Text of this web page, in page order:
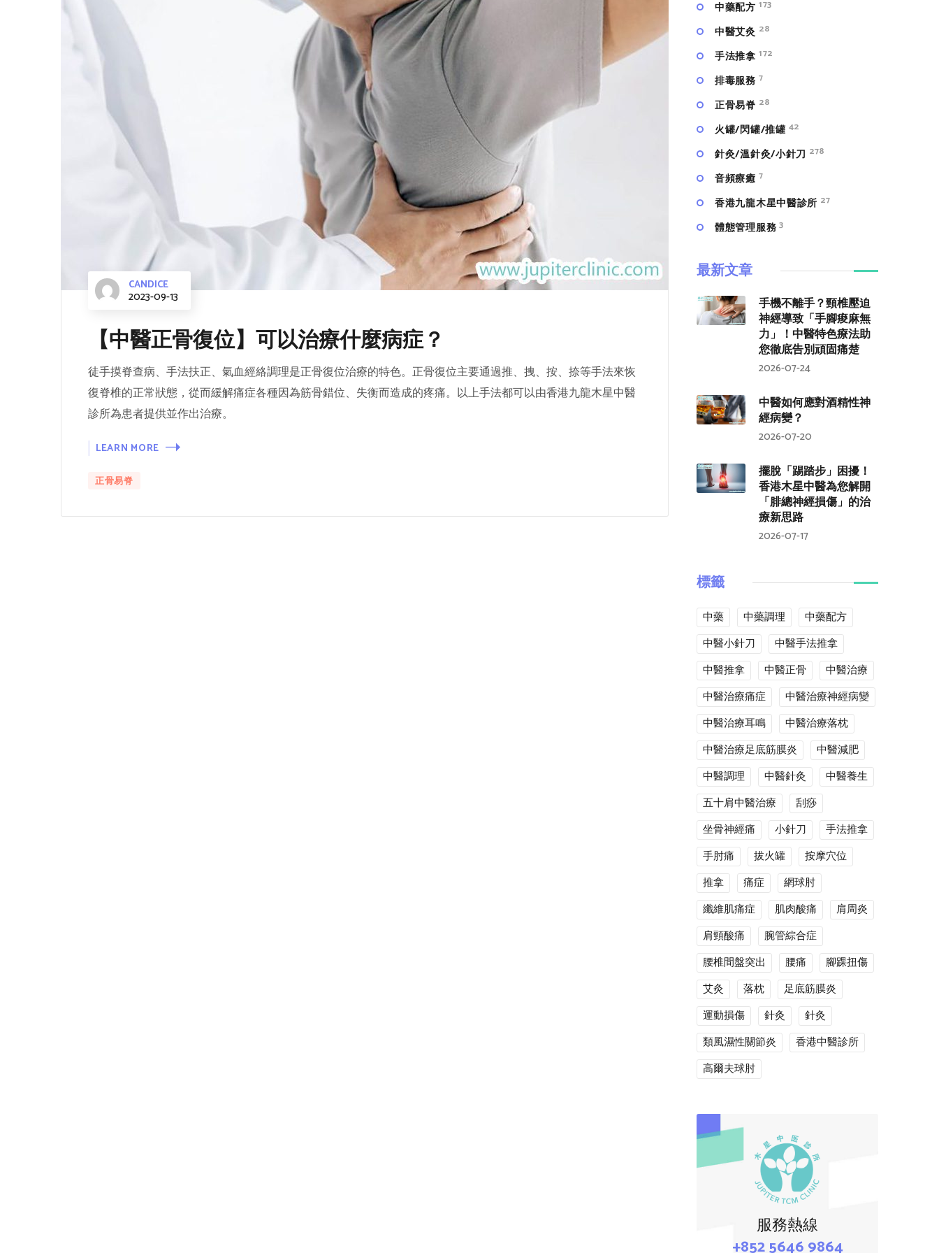
CANDICE
2023-09-13
【中醫正骨復位】可以治療什麼病症？
徒手摸脊查病、手法扶正、氣血經絡調理是正骨復位治療的特色。正骨復位主要通過推、拽、按、捺等手法來恢
復脊椎的正常狀態，從而緩解痛症各種因為筋骨錯位、失衡而造成的疼痛。以上手法都可以由香港九龍木星中醫
診所為患者提供並作出治療。
LEARN MORE
正骨易脊
中藥配方 173
中醫艾灸 28
手法推拿 172
排毒服務 7
正骨易脊 28
火罐/閃罐/推罐 42
針灸/溫針灸/小針刀 278
⾳頻療癒 7
香港九龍木星中醫診所 27
體態管理服務 3
最新文章
手機不離手？頸椎壓迫
神經導致「手腳痠麻無
力」！中醫特色療法助
您徹底告別頑固痛楚
2026-07-24
中醫如何應對酒精性神
經病變？
2026-07-20
擺脫「踢踏步」困擾！
香港木星中醫為您解開
「腓總神經損傷」的治
療新思路
2026-07-17
標籤
中藥 中藥調理
中藥配方
中醫小針刀
中醫手法推拿
中醫推拿
中醫正骨
中醫治療
中醫治療痛症
中醫治療神經病變
中醫治療耳鳴
中醫治療落枕
中醫治療足底筋膜炎
中醫減肥
中醫調理
中醫針灸
中醫養生
五十肩中醫治療
刮痧
坐骨神經痛
小針刀
手法推拿
手肘痛
拔火罐
按摩穴位
推拿
痛症
網球肘
纖維肌痛症
肌肉酸痛
肩周炎
肩頸酸痛
腕管綜合症
腰椎間盤突出
腰痛
腳踝扭傷
艾灸
落枕
足底筋膜炎
運動損傷
針灸
針灸
類風濕性關節炎
香港中醫診所
高爾夫球肘
服務熱線
+852 5646 9864